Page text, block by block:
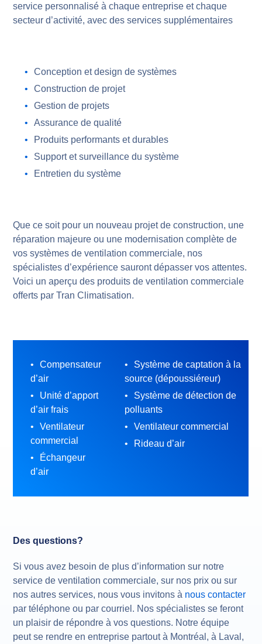
service personnalisé à chaque entreprise et chaque
secteur d’activité, avec des services supplémentaires
Conception et design de systèmes
Construction de projet
Gestion de projets
Assurance de qualité
Produits performants et durables
Support et surveillance du système
Entretien du système
Que ce soit pour un nouveau projet de construction, une
réparation majeure ou une modernisation complète de
vos systèmes de ventilation commerciale, nos
spécialistes d’expérience sauront dépasser vos attentes.
Voici un aperçu des produits de ventilation commerciale
offerts par Tran Climatisation.
Compensateur
d’air
Unité d’apport
d’air frais
Ventilateur
commercial
Échangeur
d’air
Système de captation à la
source (dépoussiéreur)
Système de détection de
polluants
Ventilateur commercial
Rideau d’air
Des questions?
Si vous avez besoin de plus d’information sur notre
service de ventilation commerciale, sur nos prix ou sur
nos autres services, nous vous invitons à nous contacter
par téléphone ou par courriel. Nos spécialistes se feront
un plaisir de répondre à vos questions. Notre équipe
peut se rendre en entreprise partout à Montréal, à Laval,